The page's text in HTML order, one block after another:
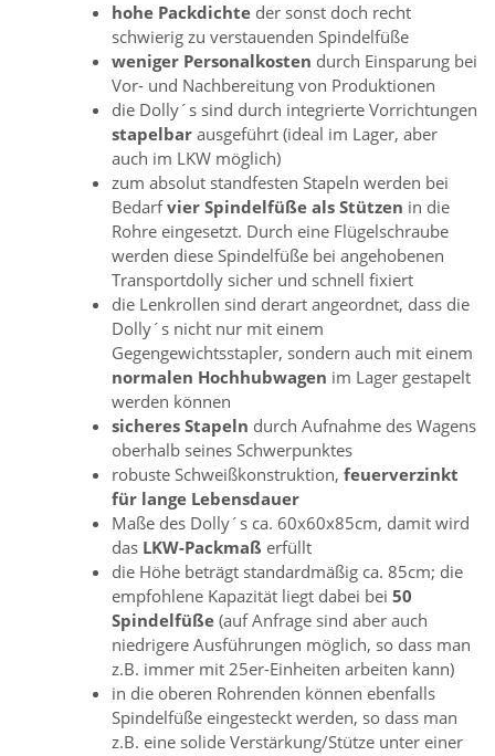
hohe Packdichte der sonst doch recht
schwierig zu verstauenden Spindelfüße
weniger Personalkosten durch Einsparung bei
Vor- und Nachbereitung von Produktionen
die Dolly´s sind durch integrierte Vorrichtungen
stapelbar ausgeführt (ideal im Lager, aber
auch im LKW möglich)
zum absolut standfesten Stapeln werden bei
Bedarfvier Spindelfüße als Stützen in die
Rohre eingesetzt. Durch eine Flügelschraube
werden diese Spindelfüße bei angehobenen
Transportdolly sicher und schnell fixiert
die Lenkrollen sind derart angeordnet, dass die
Dolly´s nicht nur mit einem
Gegengewichtsstapler, sondern auch mit einem
normalen Hochhubwagen im Lager gestapelt
werden können
sicheres Stapeln durch Aufnahme des Wagens
oberhalb seines Schwerpunktes
robuste Schweißkonstruktion, feuerverzinkt
für lange Lebensdauer
Maße des Dolly´s ca. 60x60x85cm, damit wird
das LKW-Packmaß erfüllt
die Höhe beträgt standardmäßig ca. 85cm; die
empfohlene Kapazität liegt dabei bei 50
Spindelfüße (auf Anfrage sind aber auch
niedrigere Ausführungen möglich, so dass man
z.B. immer mit 25er-Einheiten arbeiten kann)
in die oberen Rohrenden können ebenfalls
Spindelfüße eingesteckt werden, so dass man
z.B. eine solide Verstärkung/Stütze unter einer